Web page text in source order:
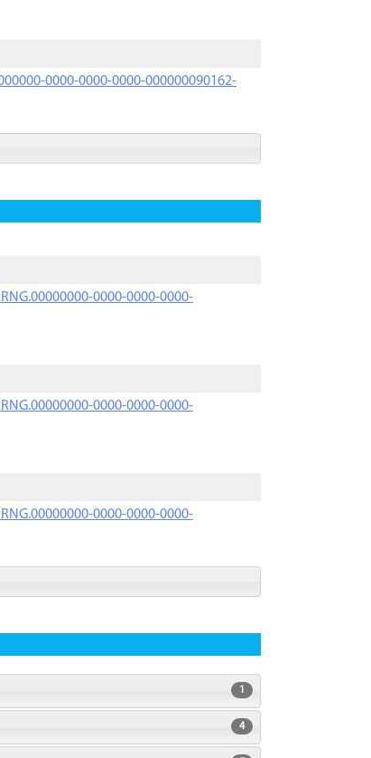
0000-0000-0000-000000090162-
0000-0000-0000-
0000-0000-0000-
0000-0000-0000-
1
4